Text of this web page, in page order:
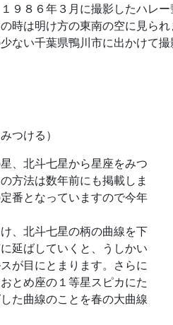
９８６年３月に撮影したハレ
時は明け方の東南の空に見ら
ない千葉県鴨川市に出かけて
つける）
、北斗七星から星座をみつ
方法は数年前にも掲載しま
番となっていますので今年
、北斗七星の柄の曲線を下
延ばしていくと、うしかい
が目にとまります。さらに
とめ座の１等星スピカにた
た曲線のことを春の大曲線